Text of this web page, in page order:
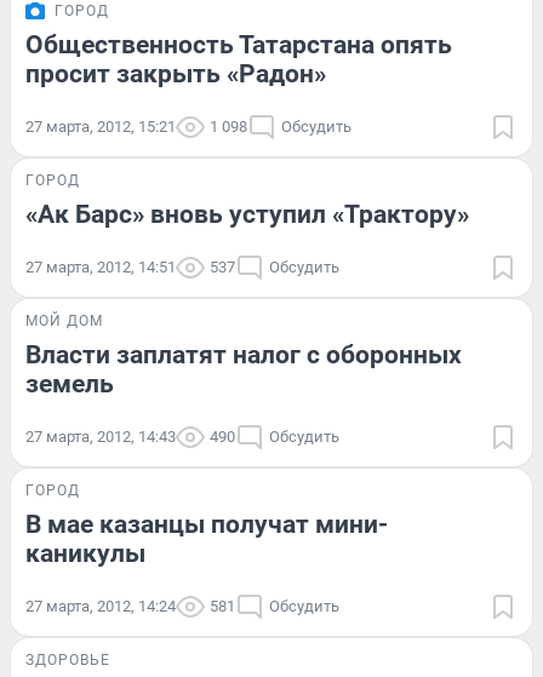
ГОРОД
Общественность Татарстана опять
просит закрыть «Радон»
27 марта, 2012, 15:21 1 098 Обсудить
ГОРОД
«Ак Барс» вновь уступил «Трактору»
27 марта, 2012, 14:51 537 Обсудить
МОЙ ДОМ
Власти заплатят налог с оборонных
земель
27 марта, 2012, 14:43 490 Обсудить
ГОРОД
В мае казанцы получат мини-
каникулы
27 марта, 2012, 14:24 581 Обсудить
ЗДОРОВЬЕ